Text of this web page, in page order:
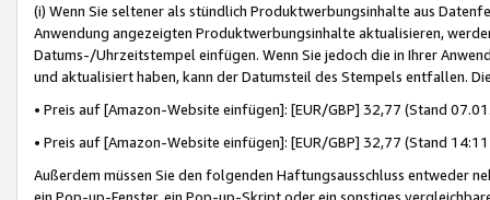
(i) Wenn Sie seltener als stündlich Produktwerbungsinhalte aus
Anwendung angezeigten Produktwerbungsinhalte aktualisieren,
Datums-/Uhrzeitstempel einfügen. Wenn Sie jedoch die in Ihrer
und aktualisiert haben, kann der Datumsteil des Stempels entfallen.
• Preis auf [Amazon-Website einfügen]: [EUR/GBP] 32,77 (Stand
• Preis auf [Amazon-Website einfügen]: [EUR/GBP] 32,77 (Stand
Außerdem müssen Sie den folgenden Haftungsausschluss entweder
ein Pop-up-Fenster, ein Pop-up-Skript oder ein sonstiges